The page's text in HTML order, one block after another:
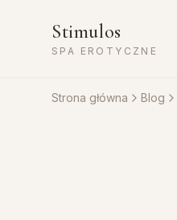
Stimulos
SPA EROTYCZNE
Strona główna Blog